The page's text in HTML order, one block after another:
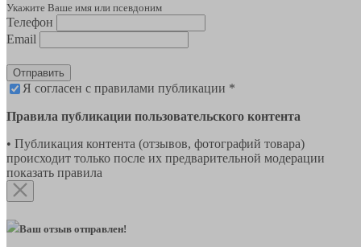
Укажите Ваше имя или псевдоним
Телефон
Email
Отправить
Я согласен с правилами публикации *
Правила публикации пользовательского контента
• Публикация контента (отзывов, фотографий товара)
происходит только после их предварительной модерации
показать правила
Ваш отзыв отправлен!